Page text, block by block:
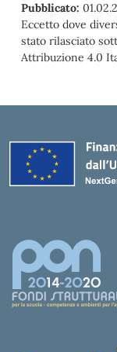
Pubblicato:
Eccetto dove
stato rilasciato
Attribuzione 4.0